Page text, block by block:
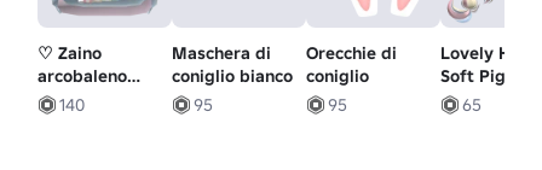
♡ Zaino
arcobaleno
pastello carino
(3.0)
140
Maschera di
coniglio bianco
95
Orecchie di
coniglio
95
Lovely High
Soft Pigtails
Bubbly
(confetti)
65